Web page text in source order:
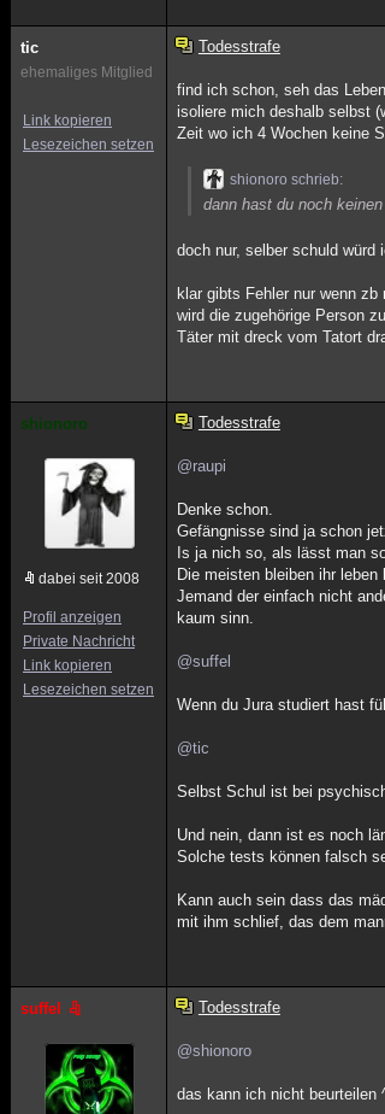
tic
ehemaliges Mitglied
Link kopieren
Lesezeichen setzen
Todesstrafe
find ich schon, seh das
isoliere mich deshalb selbst
Zeit wo ich 4 Wochen keine
shionoro schrieb:
dann hast du noch
doch nur, selber schuld
klar gibts Fehler nur wenn
wird die zugehörige Person
Täter mit dreck vom Tatort
shionoro
dabei seit 2008
Profil anzeigen
Private Nachricht
Link kopieren
Lesezeichen setzen
Todesstrafe
@raupi
Denke schon.
Gefängnisse sind ja schon
Is ja nich so, als lässt man
Die meisten bleiben ihr
Jemand der einfach nicht
kaum sinn.
@suffel
Wenn du Jura studiert hast
@tic
Selbst Schul ist bei
Und nein, dann ist es noch
Solche tests können falsch
Kann auch sein dass das
mit ihm schlief, das dem
suffel Todesstrafe
@shionoro
das kann ich nicht beurteilen